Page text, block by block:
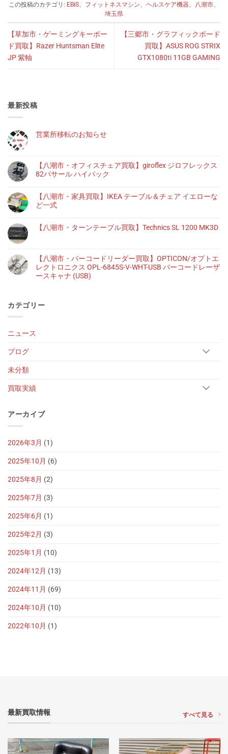
この投稿のカテゴリ: EBiS、 フィットネスマシン、 ヘルスケア機器、 八潮市、
埼玉県
【草加市・ゲーミングキーボー
ド買取】Razer Huntsman Elite
JP 紫軸
【三郷市・グラフィックボード
買取】ASUS ROG STRIX
GTX1080ti 11GB GAMING
最新投稿
営業所移転のお知らせ
【八潮市・オフィスチェア買取】giroflex ジロフレックス
82パサール ハイバック
【八潮市・家具買取】IKEA テーブル＆チェア イエローな
ど一式
【八潮市・ターンテーブル買取】Technics SL 1200 MK3D
【八潮市・バーコードリーダー買取】OPTICON/オプトエ
レクトロニクス OPL-6845S-V-WHT-USB バーコードレーザ
ースキャナ (USB)
カテゴリー
ニュース
ブログ
未分類
買取実績
アーカイブ
2026年3月 (1)
2025年10月 (6)
2025年8月 (2)
2025年7月 (3)
2025年6月 (1)
2025年2月 (3)
2025年1月 (10)
2024年12月 (13)
2024年11月 (69)
2024年10月 (10)
2022年10月 (1)
最新買取情報 すべて見る